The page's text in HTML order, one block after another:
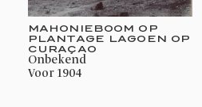
MAHONIEBOOM OP
PLANTAGE LAGOEN OP
CURAÇAO
onbekend
voor 1904